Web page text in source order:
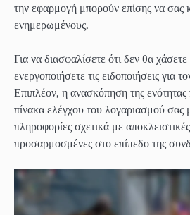
την εφαρμογή μπορούν επίσης να σας
ενημερωμένους.
Για να διασφαλίσετε ότι δεν θα χάσετε
ενεργοποιήσετε τις ειδοποιήσεις για
Επιπλέον, η ανασκόπηση της
πίνακα ελέγχου του λογαριασμού σας
πληροφορίες σχετικά με
προσαρμοσμένες στο επίπεδο της